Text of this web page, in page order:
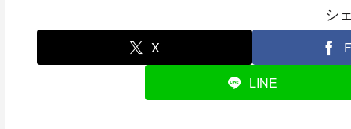
シ
X
LINE